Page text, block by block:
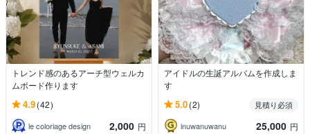
トレンド感のあるアーチ型ウェルカ
ムボード作ります
4.9(42)
le coloriage design 2,000 円
アイドルの生誕アルバムを作成しま
す
5.0(2)
見積り必須
inuwanuwanu
25,000 円